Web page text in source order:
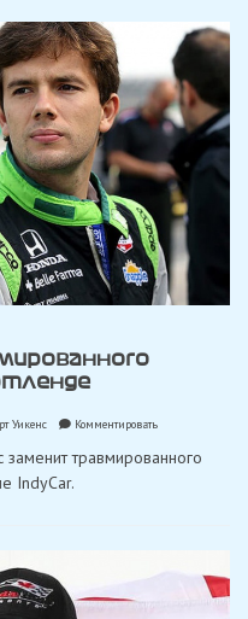
перенести
операцию
Уикенс Комментироватьon
заменит
травмированного
IndyCar.